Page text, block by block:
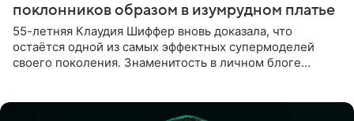
поклонников образом в изумрудном платье
55-летняя Клаудия Шиффер вновь доказала, что
остаётся одной из самых эффектных супермоделей
своего поколения. Знаменитость в личном блоге